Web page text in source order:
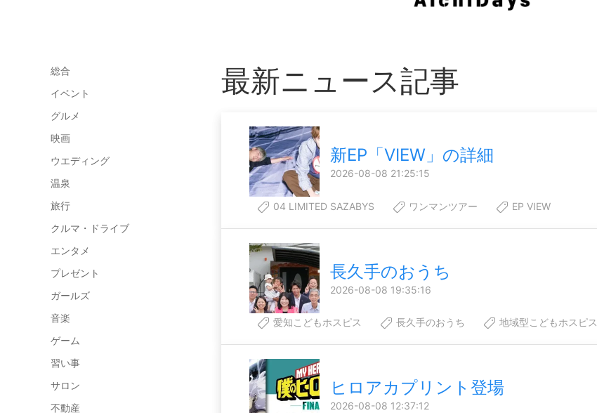
総合
イベント
グルメ
映画
ウエディング
温泉
旅行
クルマ・ドライブ
エンタメ
プレゼント
ガールズ
音楽
ゲーム
習い事
サロン
不動産
最新ニュース記事
新EP「VIEW」の詳細
2026-08-08 21:25:15
04 LIMITED SAZABYS ワンマンツアー EP VIEW
長久手のおうち
2026-08-08 19:35:16
愛知こどもホスピス 長久手のおうち 地域型こどもホスピス
ヒロアカプリント登場
2026-08-08 12:37:12